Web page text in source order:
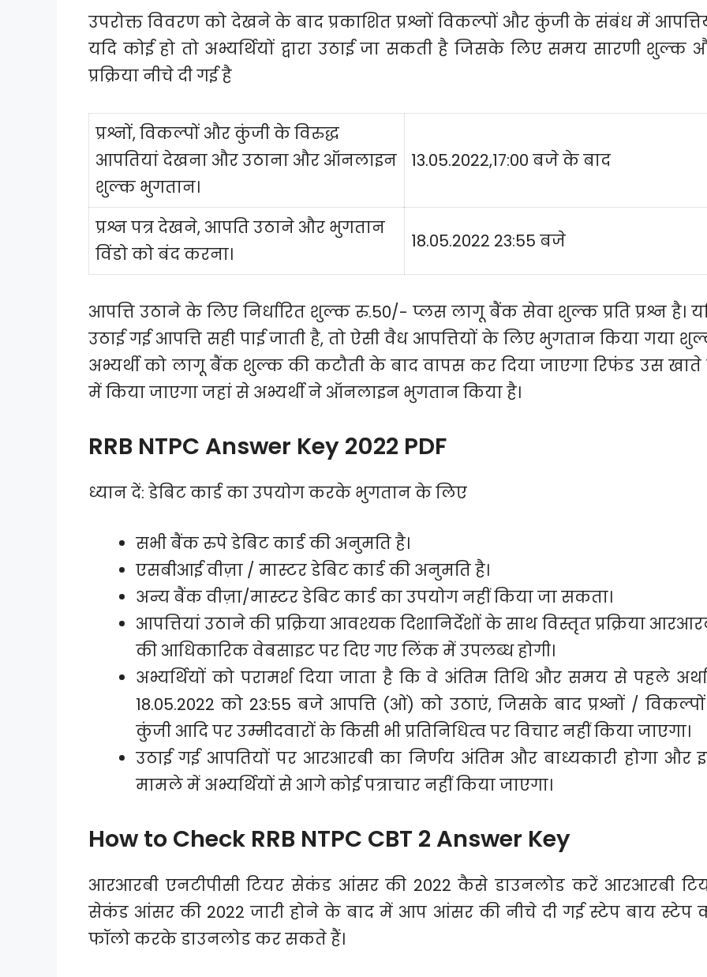
उपरोक्त विवरण को देखने के बाद प्रकाशित प्रश्नों विकल्पों और कुंजी के संबंध में
यदि कोई हो तो अभ्यर्थियों द्वारा उठाई जा सकती है जिसके लिए समय सारणी शुल्क
प्रक्रिया नीचे दी गई है
प्रश्नों, विकल्पों और कुंजी के विरुद्ध
आपतियां देखना और उठाना और ऑनलाइन
शुल्क भुगतान।
13.05.2022,17:00 बजे के बाद
प्रश्न पत्र देखने, आपति उठाने और भुगतान
विंडो को बंद करना।
18.05.2022 23:55 बजे
आपत्ति उठाने के लिए निर्धारित शुल्क रु.50/- प्लस लागू बैंक सेवा शुल्क प्रति प्रश्न है।
उठाई गई आपत्ति सही पाई जाती है, तो ऐसी वैध आपत्तियों के लिए भुगतान किया गया
अभ्यर्थी को लागू बैंक शुल्क की कटौती के बाद वापस कर दिया जाएगा रिफंड उस
में किया जाएगा जहां से अभ्यर्थी ने ऑनलाइन भुगतान किया है।
RRB NTPC Answer Key 2022 PDF
ध्यान दें: डेबिट कार्ड का उपयोग करके भुगतान के लिए
सभी बैंक रुपे डेबिट कार्ड की अनुमति है।
एसबीआई वीज़ा / मास्टर डेबिट कार्ड की अनुमति है।
अन्य बैंक वीज़ा/मास्टर डेबिट कार्ड का उपयोग नहीं किया जा सकता।
आपत्तियां उठाने की प्रक्रिया आवश्यक दिशानिर्देशों के साथ विस्तृत प्रक्रिया
की आधिकारिक वेबसाइट पर दिए गए लिंक में उपलब्ध होगी।
अभ्यर्थियों को परामर्श दिया जाता है कि वे अंतिम तिथि और समय से पहले
18.05.2022 को 23:55 बजे आपत्ति (ओं) को उठाएं, जिसके बाद प्रश्नों /
कुंजी आदि पर उम्मीदवारों के किसी भी प्रतिनिधित्व पर विचार नहीं किया जाएगा।
उठाई गई आपतियों पर आरआरबी का निर्णय अंतिम और बाध्यकारी होगा और
मामले में अभ्यर्थियों से आगे कोई पत्राचार नहीं किया जाएगा।
How to Check RRB NTPC CBT 2 Answer Key
आरआरबी एनटीपीसी टियर सेकंड आंसर की 2022 कैसे डाउनलोड करें आरआरबी
सेकंड आंसर की 2022 जारी होने के बाद में आप आंसर की नीचे दी गई स्टेप बाय स्टेप
फॉलो करके डाउनलोड कर सकते हैं।